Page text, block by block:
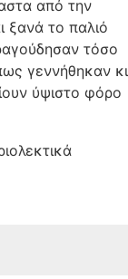
από την
ξανά το παλιό
τόσο
γεννήθηκαν κι
ύψιστο φόρο